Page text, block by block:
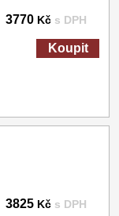
3770 Kč s DPH
Koupit
3825 Kč s DPH